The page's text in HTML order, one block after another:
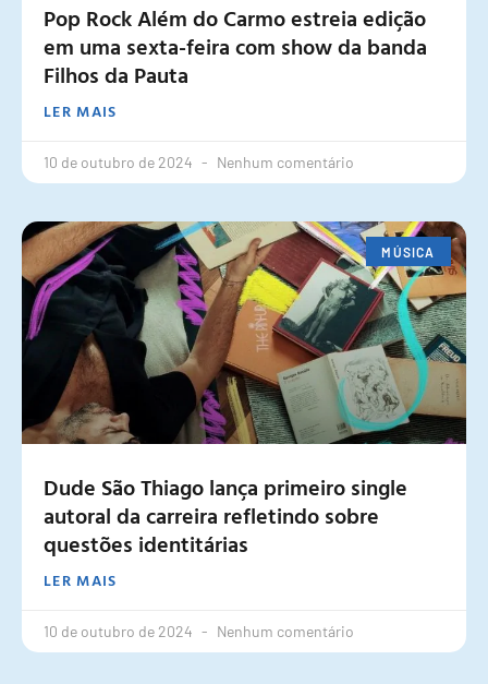
Pop Rock Além do Carmo estreia edição
em uma sexta-feira com show da banda
Filhos da Pauta
LER MAIS
10 de outubro de 2024 Nenhum comentário
MÚSICA
Dude São Thiago lança primeiro single
autoral da carreira refletindo sobre
questões identitárias
LER MAIS
10 de outubro de 2024 Nenhum comentário